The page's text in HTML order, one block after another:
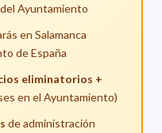
Ayuntamiento
en Salamanca
de España
eliminatorios +
en el Ayuntamiento)
de administración